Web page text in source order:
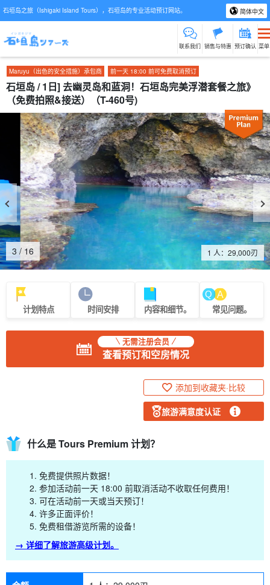
石垣岛之旅（Ishigaki Island Tours），石垣岛的专业活动预订网站。 简体中文
联系我们 销售与特惠 预订确认 菜单
Maruyu（出色的安全措施）承包商 前一天 18:00 前可免费取消预订
石垣岛 / 1日] 去幽灵岛和蓝洞！石垣岛完美浮潜套餐之旅》
（免费拍照&接送）（T-460号)
4 / 16 1 人： 29,000刃
计划特点 时间安排 内容和细节。 常见问题。
无需注册会员
查看预订和空房情况
添加到收藏夹·比较
旅游满意度认证
什么是 Tours Premium 计划？
免费提供照片数据！
参加活动前一天 18:00 前取消活动不收取任何费用！
可在活动前一天或当天预订！
许多正面评价！
免费租借游览所需的设备！
→ 详细了解旅游高级计划。